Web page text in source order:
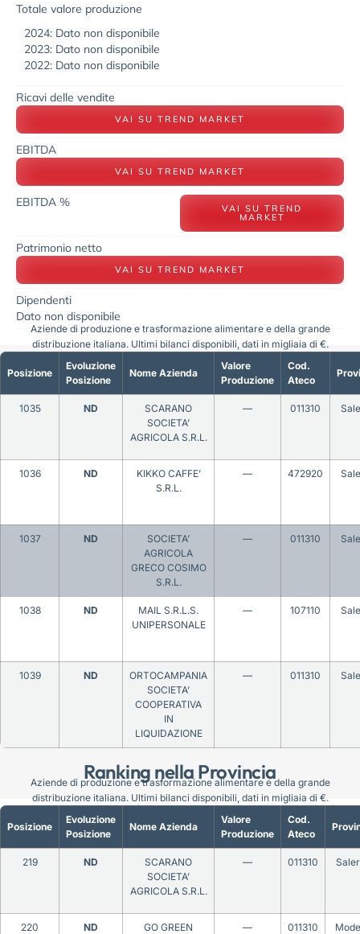
Totale valore produzione
2024: Dato non disponibile
2023: Dato non disponibile
2022: Dato non disponibile
Ricavi delle vendite
VAI SU TREND MARKET
EBITDA
VAI SU TREND MARKET
EBITDA % VAI SU TREND
MARKET
Patrimonio netto
VAI SU TREND MARKET
Dipendenti
Dato non disponibile
Ranking nella Provincia
Posizione
Evoluzione
Posizione
Nome Azienda
Valore
Produzione
Cod.
Ateco
1035 ND
SCARANO
SOCIETA’
AGRICOLA S.R.L.
— 011310
1036 ND
KIKKO CAFFE’
S.R.L.
— 472920
1037 ND
SOCIETA’
AGRICOLA
GRECO COSIMO
S.R.L.
— 011310
1038 ND
MAIL S.R.L.S.
UNIPERSONALE
— 107110
1039 ND
ORTOCAMPANIA
SOCIETA’
COOPERATIVA
IN
LIQUIDAZIONE
— 011310
Aziende di produzione e trasformazione alimentare e della grande
distribuzione italiana. Ultimi bilanci disponibili, dati in migliaia di €.
Posizione
Evoluzione
Posizione
Nome Azienda
Valore
Produzione
Cod.
Ateco
219 ND
SCARANO
SOCIETA’
AGRICOLA S.R.L.
— 011310
220 ND
GO GREEN
— 011310
Aziende di produzione e trasformazione alimentare e della grande
distribuzione italiana. Ultimi bilanci disponibili, dati in migliaia di €.